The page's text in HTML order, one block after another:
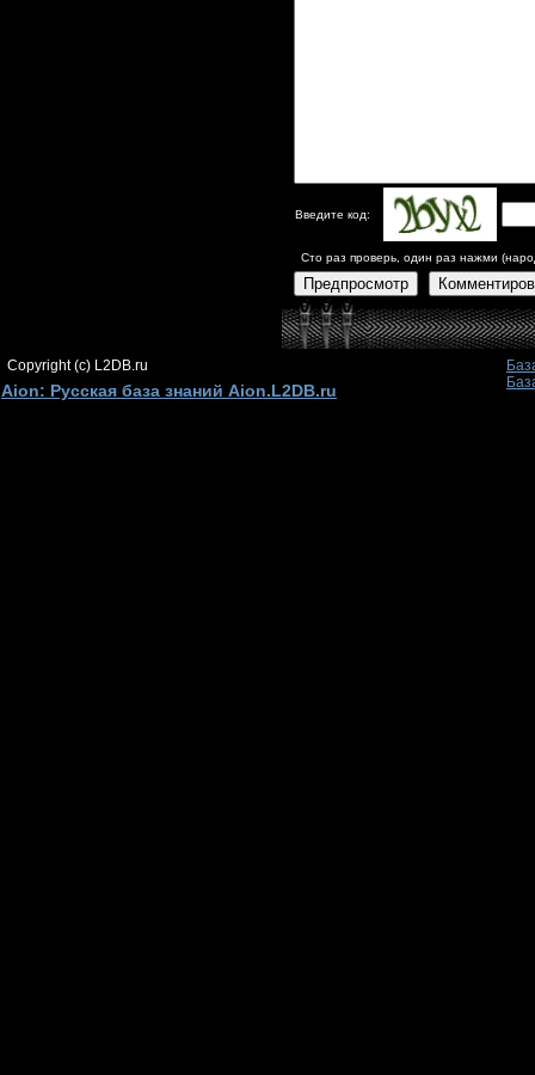
Введите код:
Сто раз проверь, один раз нажми
Предпросмотр
Copyright (c) L2DB.ru
Aion: Русская база знаний Aion.L2DB.ru